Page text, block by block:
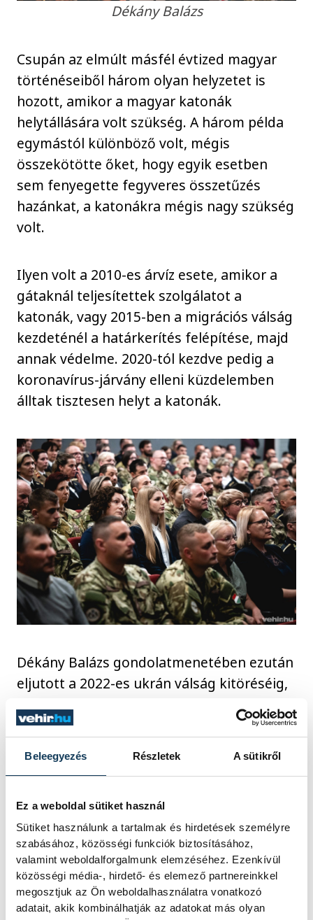
Beleegyezés Részletek A sütikről
Ez a weboldal sütiket használ
Sütiket használunk a tartalmak és hirdetések személyre
szabásához, közösségi funkciók biztosításához,
valamint weboldalforgalmunk elemzéséhez. Ezenkívül
közösségi média-, hirdető- és elemező partnereinkkel
megosztjuk az Ön weboldalhasználatra vonatkozó
adatait, akik kombinálhatják az adatokat más olyan
Dékány Balázs
Csupán az elmúlt másfél évtized magyar
történéseiből három olyan helyzetet is
hozott, amikor a magyar katonák
helytállására volt szükség. A három példa
egymástól különböző volt, mégis
összekötötte őket, hogy egyik esetben
sem fenyegette fegyveres összetűzés
hazánkat, a katonákra mégis nagy szükség
volt.
Ilyen volt a 2010-es árvíz esete, amikor a
gátaknál teljesítettek szolgálatot a
katonák, vagy 2015-ben a migrációs válság
kezdeténél a határkerítés felépítése, majd
annak védelme. 2020-tól kezdve pedig a
koronavírus-járvány elleni küzdelemben
álltak tisztesen helyt a katonák.
Dékány Balázs gondolatmenetében ezután
eljutott a 2022-es ukrán válság kitöréséig,
aminek elkerülésében az utolsó pillanatig
reménykedtek, hiába. Hozzátette, nem
honvédség felé megbecsüléssel kell
hiszen jól látható, hogy békeidőben és a
feszültebb időszakban is bármikor
számíthatunk rájuk.